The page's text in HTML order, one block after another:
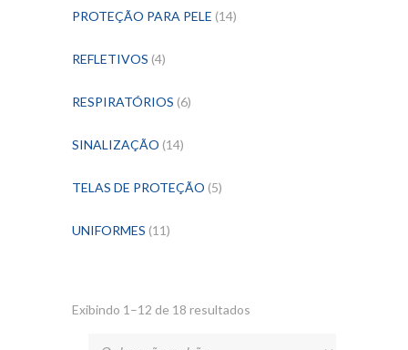
PROTEÇÃO PARA PELE (14)
REFLETIVOS (4)
RESPIRATÓRIOS (6)
SINALIZAÇÃO (14)
TELAS DE PROTEÇÃO (5)
UNIFORMES (11)
Exibindo 1–12 de 18 resultados